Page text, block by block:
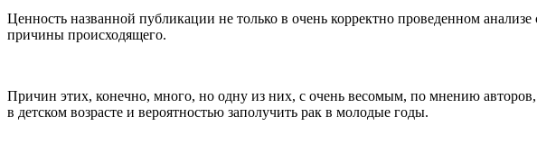
Ценность названной публикации не только в очень корректно проведенном
причины происходящего.
Причин этих, конечно, много, но одну из них, с очень весомым, по мнению
в детском возрасте и вероятностью заполучить рак в молодые годы.